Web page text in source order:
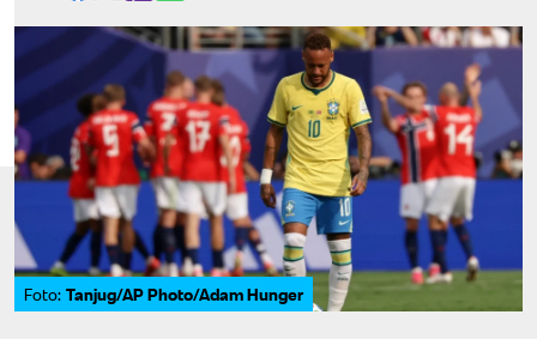
Foto: Tanjug/AP Photo/Adam Hunger